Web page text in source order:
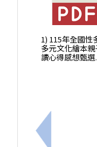
上一筆：國
1) 115年全國性
多元文化繪本
讀心得感想甄